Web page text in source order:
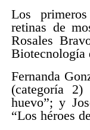
Los
retinas de
Rosales
Biotecnología
Fernanda
(categoría
huevo”; y
“Los héroes